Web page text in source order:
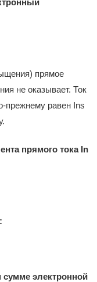
прямое
не оказывает. Ток
прежнему равен Ins
прямого тока In
сумме электронной